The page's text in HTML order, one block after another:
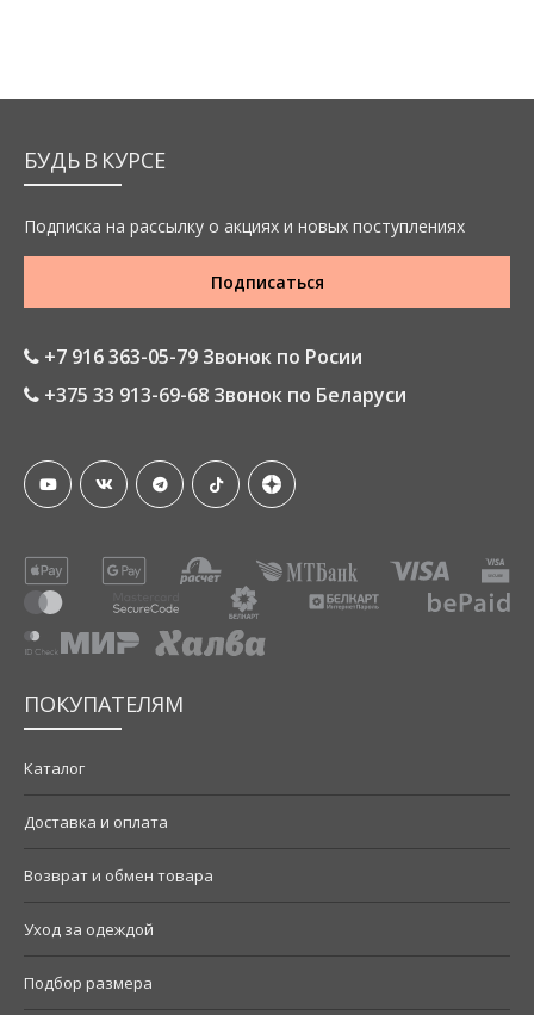
БУДЬ В КУРСЕ
Подписка на рассылку о акциях и новых поступлениях
Подписаться
+7 916 363-05-79 Звонок по Росии
+375 33 913-69-68 Звонок по Беларуси
ПОКУПАТЕЛЯМ
Каталог
Доставка и оплата
Возврат и обмен товара
Уход за одеждой
Подбор размера